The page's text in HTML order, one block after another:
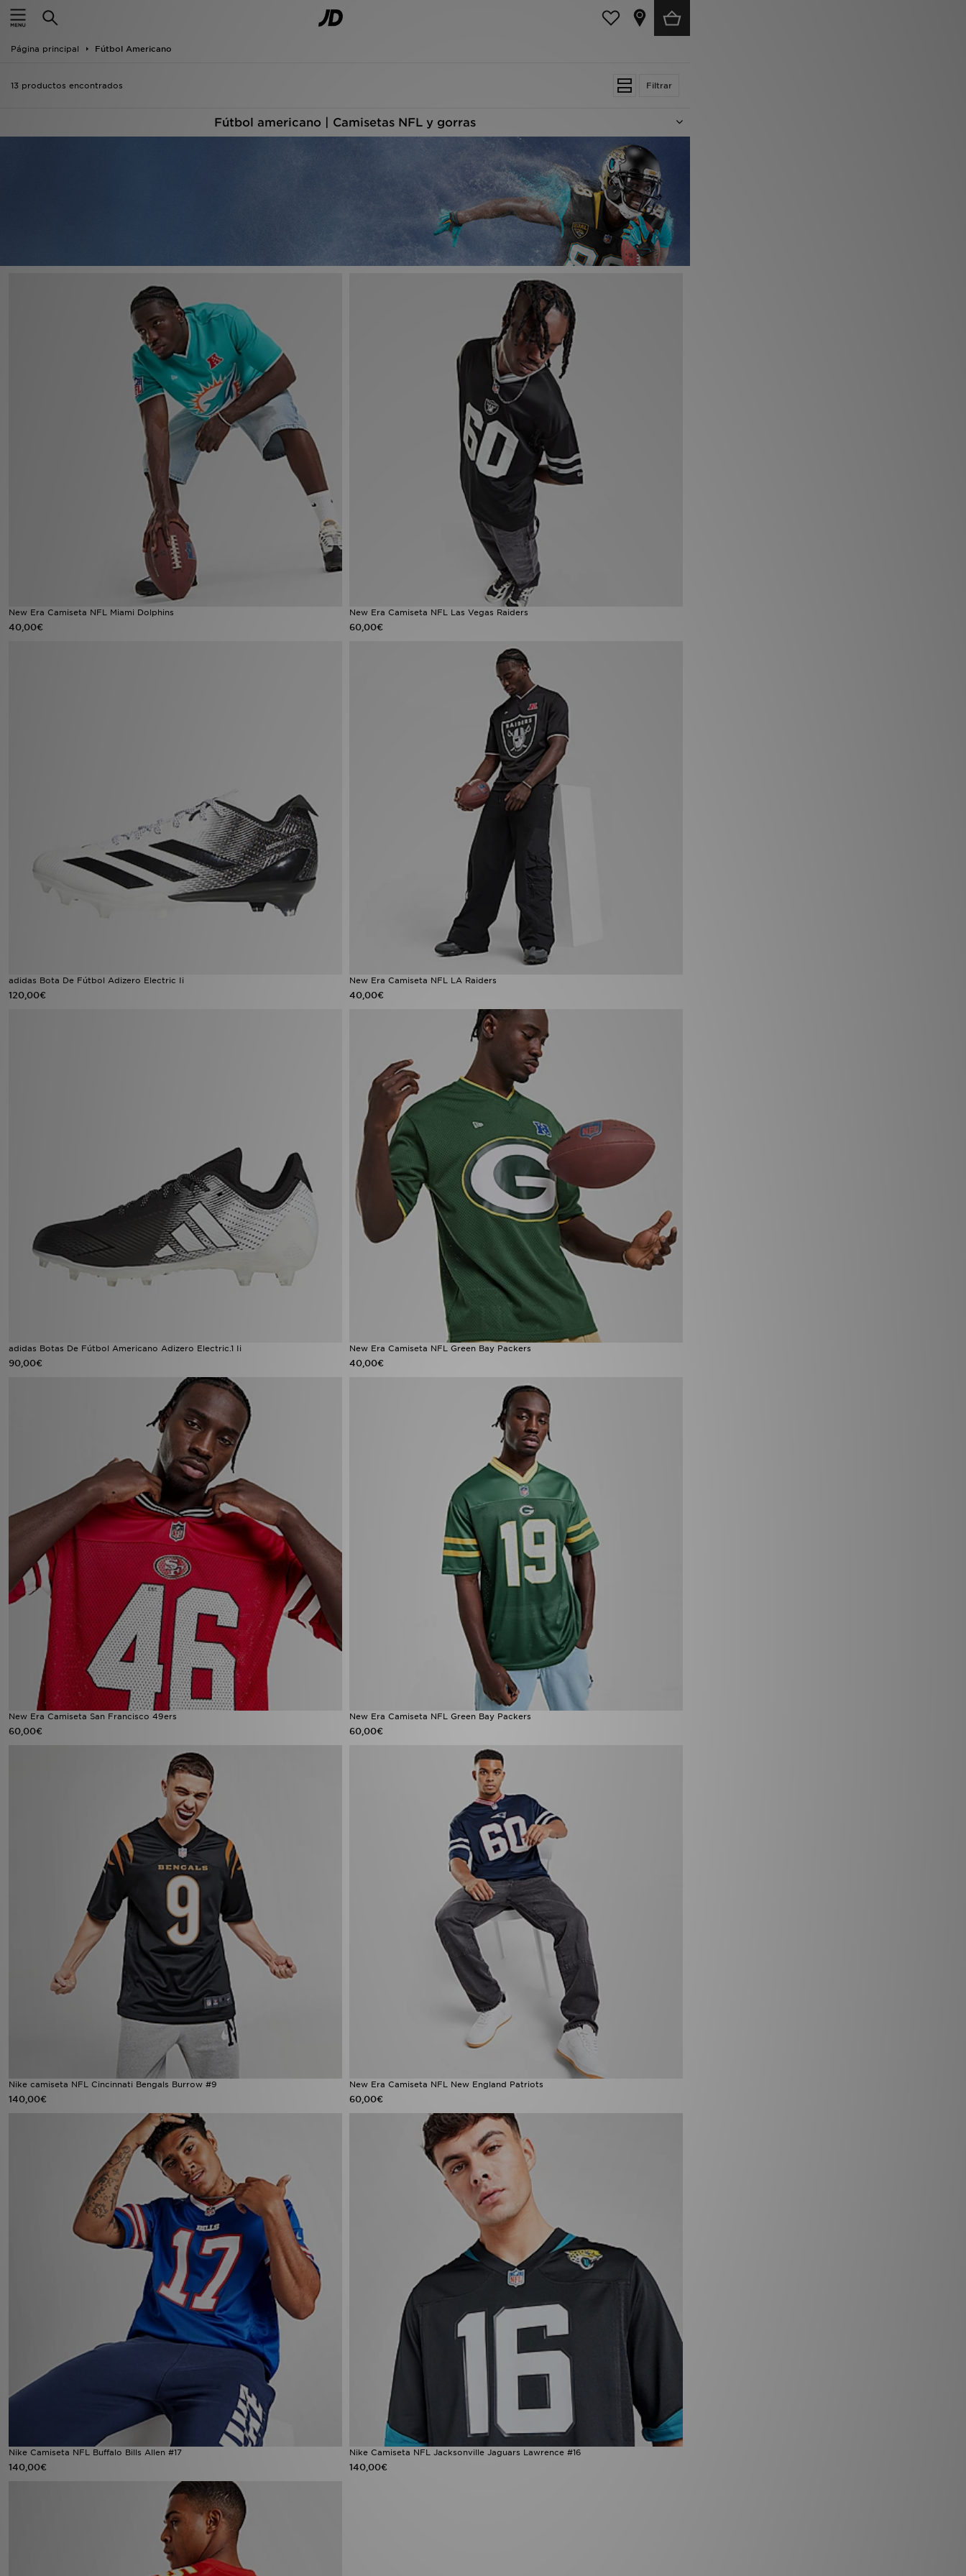
Página principal Fútbol Americano
Filtrar
13 productos encontrados
Fútbol americano | Camisetas NFL y gorras
New Era Camiseta NFL Miami Dolphins
40,00€
New Era Camiseta NFL Las Vegas Raiders
60,00€
adidas Bota De Fútbol Adizero Electric Ii
120,00€
New Era Camiseta NFL LA Raiders
40,00€
adidas Botas De Fútbol Americano Adizero Electric.1 Ii
90,00€
New Era Camiseta NFL Green Bay Packers
40,00€
New Era Camiseta San Francisco 49ers
60,00€
New Era Camiseta NFL Green Bay Packers
60,00€
Nike camiseta NFL Cincinnati Bengals Burrow #9
140,00€
New Era Camiseta NFL New England Patriots
60,00€
Nike Camiseta NFL Buffalo Bills Allen #17
140,00€
Nike Camiseta NFL Jacksonville Jaguars Lawrence #16
140,00€
Hombre
Mujer
Niños